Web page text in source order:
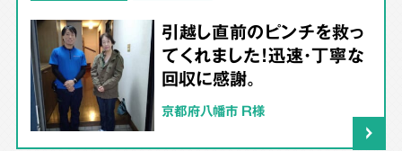
引越し直前のピンチを救っ
てくれました！迅速・丁寧な
回収に感謝。
京都府八幡市 R様